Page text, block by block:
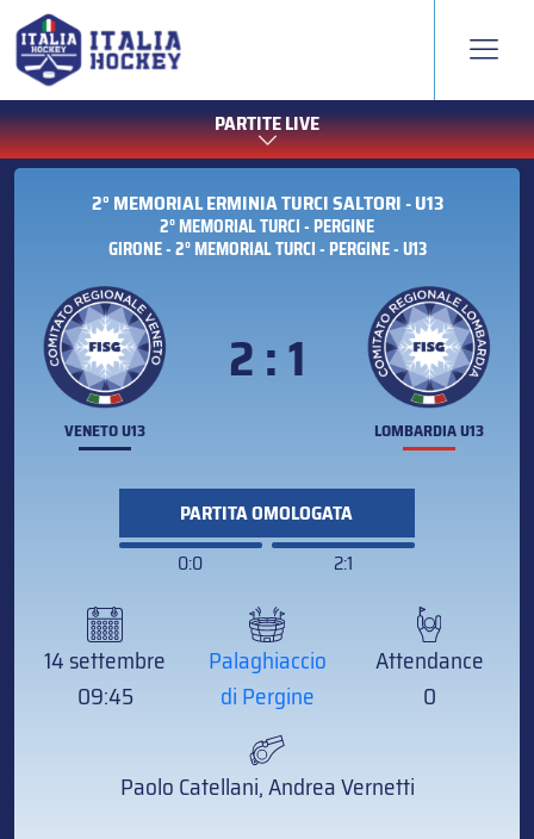
PARTITE LIVE
2° MEMORIAL ERMINIA TURCI SALTORI - U13
2° MEMORIAL TURCI - PERGINE
GIRONE - 2° MEMORIAL TURCI - PERGINE - U13
VENETO U13
2 : 1
LOMBARDIA U13
PARTITA OMOLOGATA
0:0
2:1
14 settembre
09:45
Palaghiaccio
di Pergine
Attendance
0
Paolo Catellani, Andrea Vernetti